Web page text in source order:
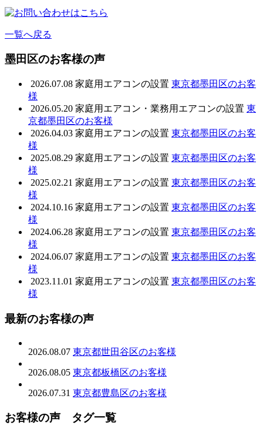
一覧へ戻る
墨田区のお客様の声
2026.07.08 家庭用エアコンの設置 東京都墨田区のお客
様
2026.05.20 家庭用エアコン・業務用エアコンの設置 東
京都墨田区のお客様
2026.04.03 家庭用エアコンの設置 東京都墨田区のお客
様
2025.08.29 家庭用エアコンの設置 東京都墨田区のお客
様
2025.02.21 家庭用エアコンの設置 東京都墨田区のお客
様
2024.10.16 家庭用エアコンの設置 東京都墨田区のお客
様
2024.06.28 家庭用エアコンの設置 東京都墨田区のお客
様
2024.06.07 家庭用エアコンの設置 東京都墨田区のお客
様
2023.11.01 家庭用エアコンの設置 東京都墨田区のお客
様
最新のお客様の声
2026.08.07 東京都世田谷区のお客様
2026.08.05 東京都板橋区のお客様
2026.07.31 東京都豊島区のお客様
お客様の声 タグ一覧